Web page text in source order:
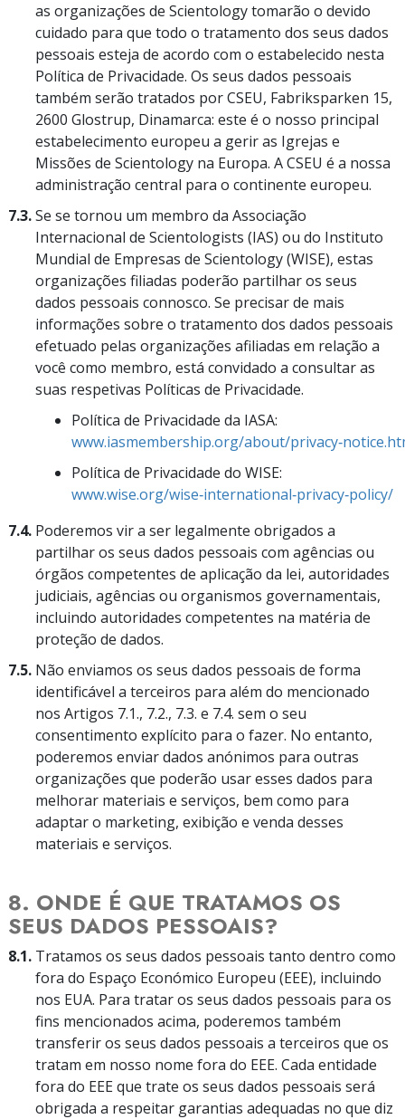
as organizações de Scientology tomarão o devido
cuidado para que todo o tratamento dos seus dados
pessoais esteja de acordo com o estabelecido nesta
Política de Privacidade. Os seus dados pessoais
também serão tratados por CSEU, Fabriksparken 15,
2600 Glostrup, Dinamarca: este é o nosso principal
estabelecimento europeu a gerir as Igrejas e
Missões de Scientology na Europa. A CSEU é a nossa
administração central para o continente europeu.
7.3.Se se tornou um membro da Associação
Internacional de Scientologists (IAS) ou do Instituto
Mundial de Empresas de Scientology (WISE), estas
organizações filiadas poderão partilhar os seus
dados pessoais connosco. Se precisar de mais
informações sobre o tratamento dos dados pessoais
efetuado pelas organizações afiliadas em relação a
você como membro, está convidado a consultar as
suas respetivas Políticas de Privacidade.
Política de Privacidade da IASA:
www.iasmembership.org/about/
Política de Privacidade do WISE:
www.wise.org/wise‑international‑privacy‑policy/
7.4. Poderemos vir a ser legalmente obrigados a
partilhar os seus dados pessoais com agências ou
órgãos competentes de aplicação da lei, autoridades
judiciais, agências ou organismos governamentais,
incluindo autoridades competentes na matéria de
proteção de dados.
7.5. Não enviamos os seus dados pessoais de forma
identificável a terceiros para além do mencionado
nos Artigos 7.1., 7.2., 7.3. e 7.4. sem o seu
consentimento explícito para o fazer. No entanto,
poderemos enviar dados anónimos para outras
organizações que poderão usar esses dados para
melhorar materiais e serviços, bem como para
adaptar o marketing, exibição e venda desses
materiais e serviços.
8. ONDE É QUE TRATAMOS OS
SEUS DADOS PESSOAIS?
8.1. Tratamos os seus dados pessoais tanto dentro como
fora do Espaço Económico Europeu (EEE), incluindo
nos EUA. Para tratar os seus dados pessoais para os
fins mencionados acima, poderemos também
transferir os seus dados pessoais a terceiros que os
tratam em nosso nome fora do EEE. Cada entidade
fora do EEE que trate os seus dados pessoais será
obrigada a respeitar garantias adequadas no que diz